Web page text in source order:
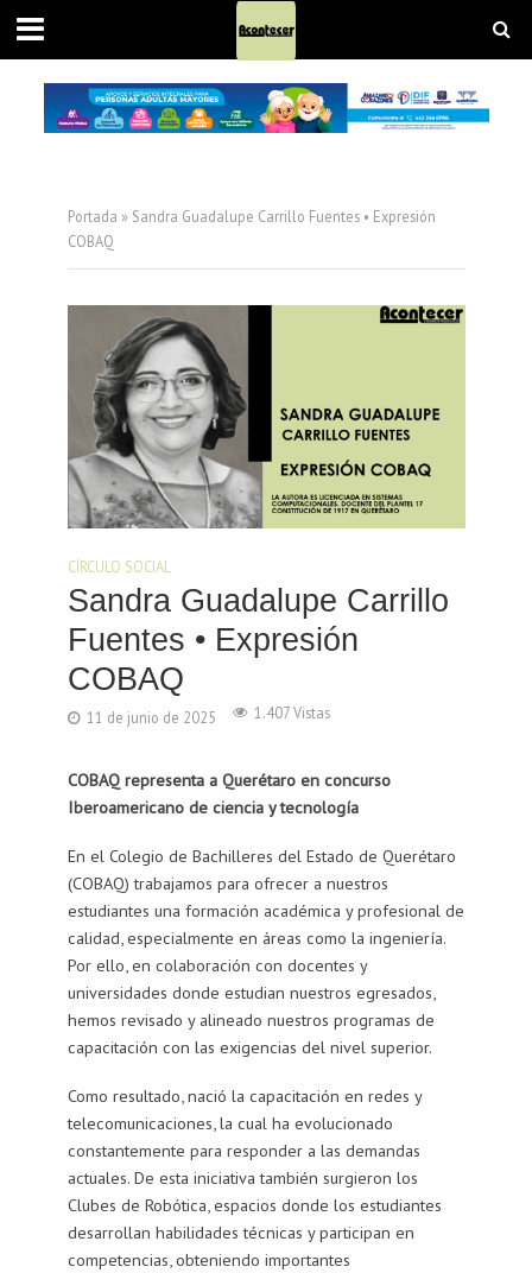
Portada » Sandra Guadalupe Carrillo Fuentes • Expresión
COBAQ
CÍRCULO SOCIAL
Sandra Guadalupe Carrillo
Fuentes • Expresión
COBAQ
11 de junio de 2025 1.407 Vistas
COBAQ representa a Querétaro en concurso
Iberoamericano de ciencia y tecnología
En el Colegio de Bachilleres del Estado de Querétaro
(COBAQ) trabajamos para ofrecer a nuestros
estudiantes una formación académica y profesional de
calidad, especialmente en áreas como la ingeniería.
Por ello, en colaboración con docentes y
universidades donde estudian nuestros egresados,
hemos revisado y alineado nuestros programas de
capacitación con las exigencias del nivel superior.
Como resultado, nació la capacitación en redes y
telecomunicaciones, la cual ha evolucionado
constantemente para responder a las demandas
actuales. De esta iniciativa también surgieron los
Clubes de Robótica, espacios donde los estudiantes
desarrollan habilidades técnicas y participan en
competencias, obteniendo importantes